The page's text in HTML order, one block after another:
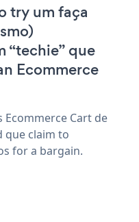
try um faça
“techie” que
Ecommerce
Cart de
que claim to
for a bargain.